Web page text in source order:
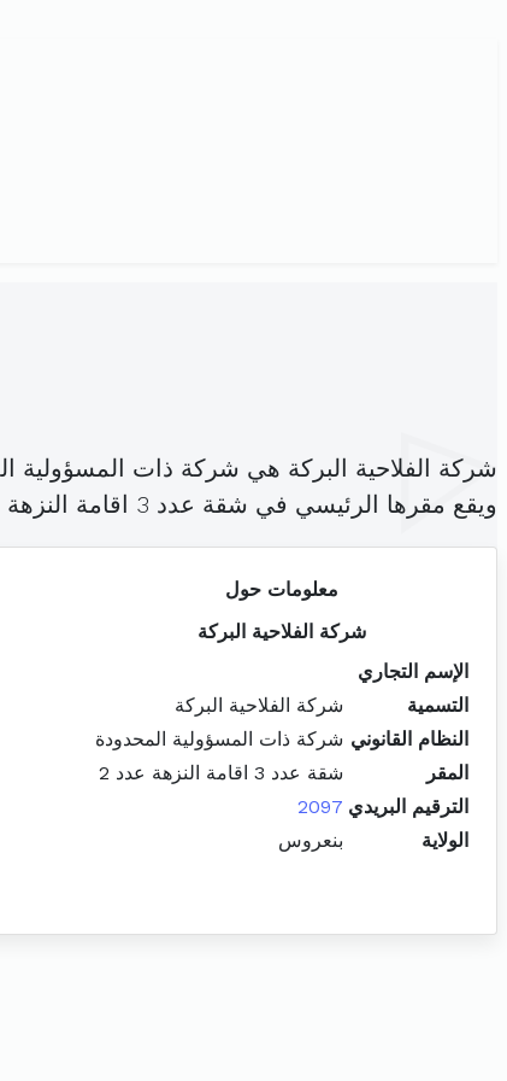
شركة الفلاحية البركة هي شركة ذات المسؤولية
ويقع مقرها الرئيسي في شقة عدد 3 اقامة النزهة عدد 2 (
معلومات حول
شركة الفلاحية البركة
الإسم التجاري
التسمية
شركة الفلاحية البركة
النظام القانوني شركة ذات المسؤولية المحدودة
المقر
شقة عدد 3 اقامة النزهة عدد 2
الترقيم البريدي 2097
الولاية
بنعروس